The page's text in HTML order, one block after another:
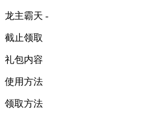
龙主霸天 -
截止领取
礼包内容
使用方法
领取方法